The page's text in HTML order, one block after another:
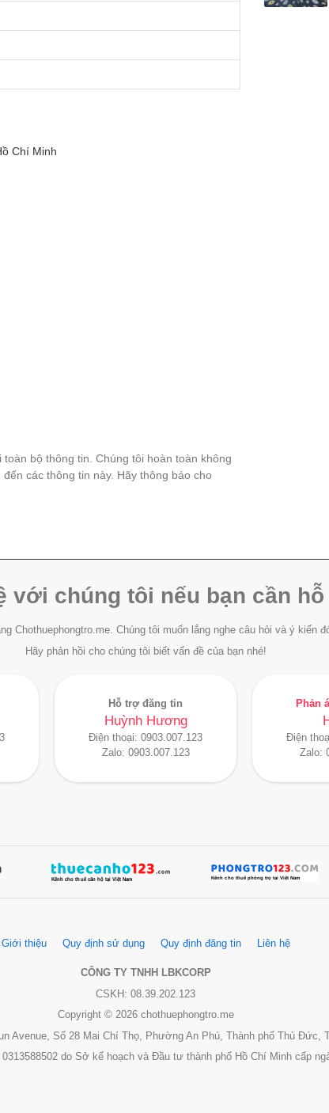
Chí Minh
bộ thông tin. Chúng tôi hoàn toàn không
các thông tin này. Hãy thông báo cho
với chúng tôi nếu bạn cần
Chothuephongtro.me. Chúng tôi muốn lắng nghe câu hỏi và ý kiến
Hãy phản hồi cho chúng tôi biết vấn đề của bạn nhé!
Hỗ trợ đăng tin
Huỳnh Hương
Điện thoại: 0903.007.123
Zalo: 0903.007.123
Phản
Điện
Zalo:
Giới thiệu Quy định sử dụng Quy định đăng tin Liên hệ
CÔNG TY TNHH LBKCORP
CSKH: 08.39.202.123
Copyright © 2026 chothuephongtro.me
Avenue, Số 28 Mai Chí Thọ, Phường An Phú, Thành phố Thủ Đức,
do Sở kế hoạch và Đầu tư thành phố Hồ Chí Minh cấp